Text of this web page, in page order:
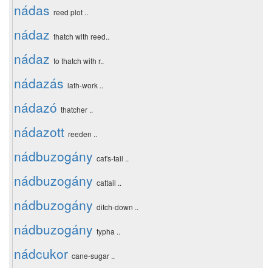
nádas reed plot ..
nádaz thatch with reed..
nádaz to thatch with r..
nádazás lath-work ..
nádazó thatcher ..
nádazott reeden ..
nádbuzogány cat's-tail ..
nádbuzogány cattail ..
nádbuzogány ditch-down ..
nádbuzogány typha ..
nádcukor cane-sugar ..